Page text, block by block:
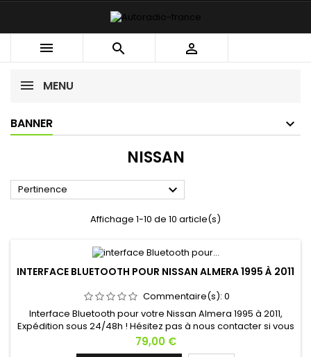
  
MENU
BANNER
NISSAN
Pertinence 
Affichage 1-10 de 10 article(s)
INTERFACE BLUETOOTH POUR NISSAN ALMERA 1995 À 2011
Commentaire(s): 0
Interface Bluetooth pour votre Nissan Almera 1995 à 2011,
Expédition sous 24/48h ! Hésitez pas à nous contacter si vous
avez une question !
Prix
79,00 €